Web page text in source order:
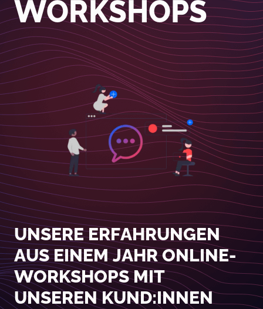
WORKSHOPS
UNSERE ERFAHRUNGEN
AUS EINEM JAHR ONLINE-
WORKSHOPS MIT
UNSEREN KUND:INNEN